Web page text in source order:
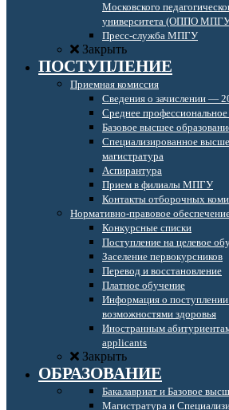
Московского
университета (ОППО
Пресс-служба МПГУ
Закрыть
ПОСТУПЛЕНИЕ
Приемная комиссия
Сведения о зачислении —
Среднее профессиональное
Базовое высшее
Специализированное
магистратура
Аспирантура
Прием в филиалы МПГУ
Контакты отборочных
Нормативно-правовое
Конкурсные списки
Поступление на целевое
Заселение первокурсников
Перевод и восстановление
Платное обучение
Информация о
возможностями здоровья
Иностранным
applicants
Закрыть
ОБРАЗОВАНИЕ
Бакалавриат и Базовое
Магистратура и